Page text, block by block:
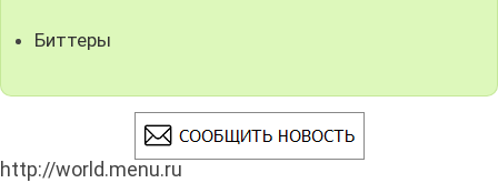
Биттеры
http://world.menu.ru